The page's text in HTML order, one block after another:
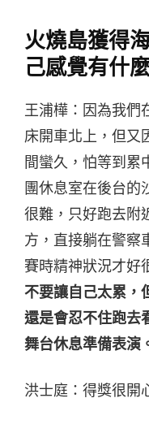
火燒島獲得
己感覺有什
王浦樺：因為我們
床開車北上，但又
間蠻久，怕等到累
團休息室在後台的
很難，只好跑去附
方，直接躺在警察
賽時精神狀況才好
不要讓自己太累，
還是會忍不住跑去
舞台休息準備表演
洪士庭：得獎很開